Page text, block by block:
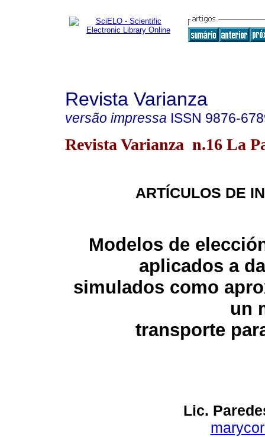
Revista Varianza
versão impressa ISSN 9876-
Revista Varianza n.16 La
ARTÍCULOS DE
Modelos de
aplicados a
simulados como
un
transporte
Lic.